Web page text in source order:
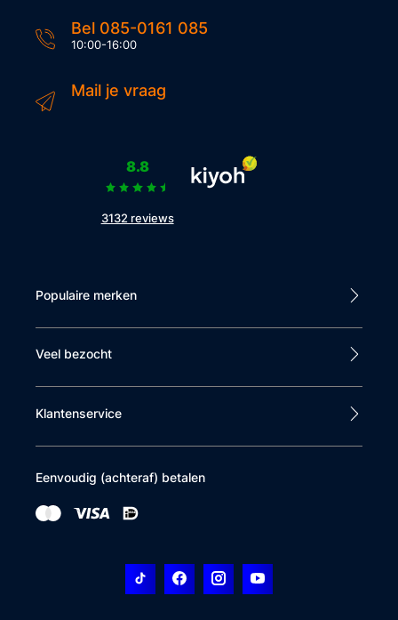
Bel 085-0161 085
10:00-16:00
Mail je vraag
8.8
3132 reviews
Populaire merken
Veel bezocht
Klantenservice
Eenvoudig (achteraf) betalen